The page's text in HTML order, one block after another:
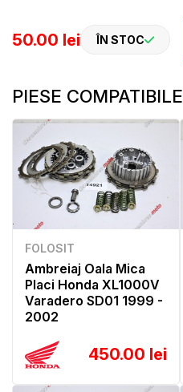
50.00 lei ÎN STOC
PIESE COMPATIBILE
FOLOSIT
Ambreiaj Oala Mica
Placi Honda XL1000V
Varadero SD01 1999 -
2002
450.00 lei